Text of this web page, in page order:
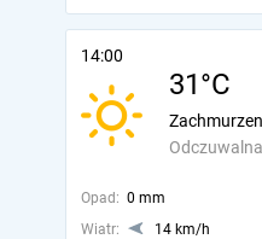
14:00
31°C
Odczuwalna
Opad: 0 mm
Wiatr:
14 km/h